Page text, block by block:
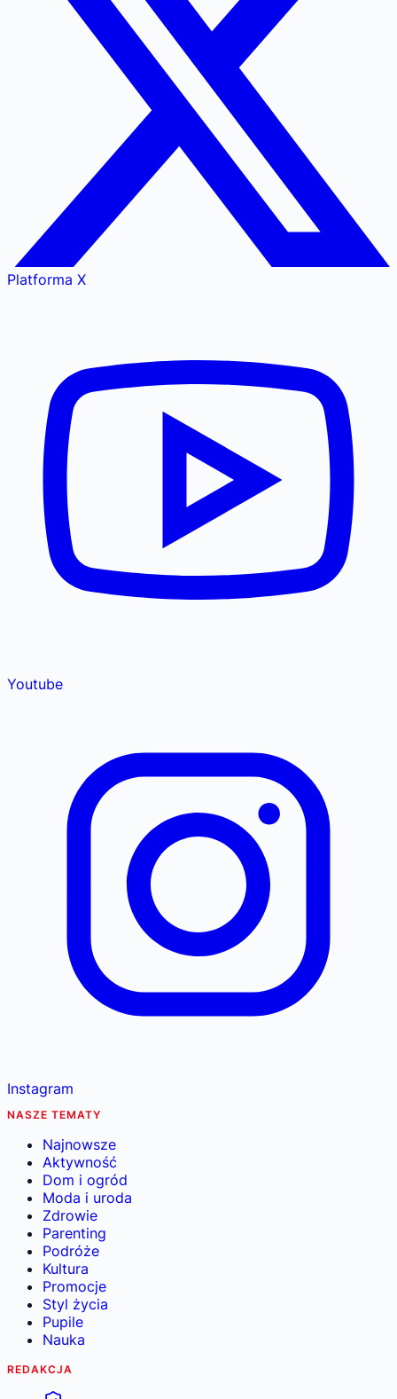
Platforma X
Youtube
Instagram
NASZE TEMATY
Najnowsze
Aktywność
Dom i ogród
Moda i uroda
Zdrowie
Parenting
Podróże
Kultura
Promocje
Styl życia
Pupile
Nauka
REDAKCJA